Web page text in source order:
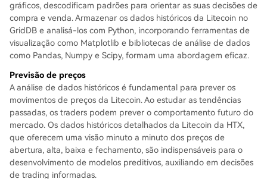
gráficos, descodificam padrões para orientar as suas decisões de
compra e venda. Armazenar os dados históricos da Litecoin no
GridDB e analisá-los com Python, incorporando ferramentas de
visualização como Matplotlib e bibliotecas de análise de dados
como Pandas, Numpy e Scipy, formam uma abordagem eficaz.
Previsão de preços
A análise de dados históricos é fundamental para prever os
movimentos de preços da Litecoin. Ao estudar as tendências
passadas, os traders podem prever o comportamento futuro do
mercado. Os dados históricos detalhados da Litecoin da HTX,
que oferecem uma visão minuto a minuto dos preços de
abertura, alta, baixa e fechamento, são indispensáveis para o
desenvolvimento de modelos preditivos, auxiliando em decisões
de trading informadas.